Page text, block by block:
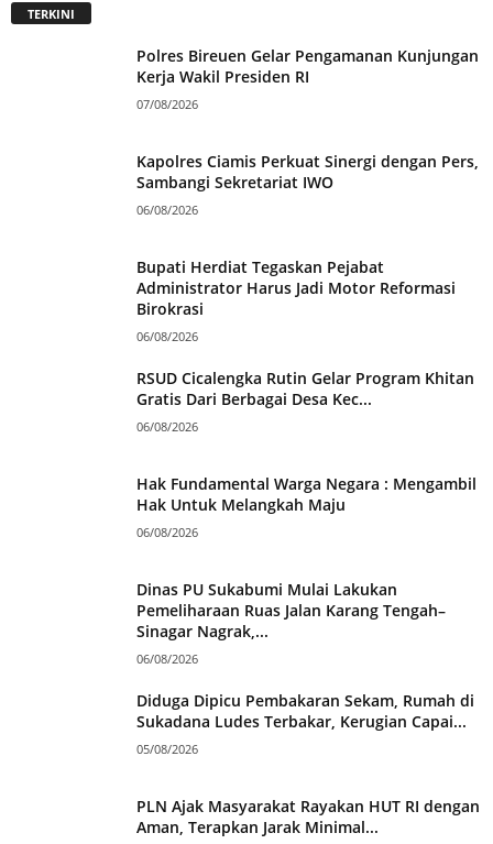
TERKINI
Polres Bireuen Gelar Pengamanan Kunjungan
Kerja Wakil Presiden RI
07/08/2026
Kapolres Ciamis Perkuat Sinergi dengan Pers,
Sambangi Sekretariat IWO
06/08/2026
Bupati Herdiat Tegaskan Pejabat
Administrator Harus Jadi Motor Reformasi
Birokrasi
06/08/2026
RSUD Cicalengka Rutin Gelar Program Khitan
Gratis Dari Berbagai Desa Kec...
06/08/2026
Hak Fundamental Warga Negara : Mengambil
Hak Untuk Melangkah Maju
06/08/2026
Dinas PU Sukabumi Mulai Lakukan
Pemeliharaan Ruas Jalan Karang Tengah–
Sinagar Nagrak,...
06/08/2026
Diduga Dipicu Pembakaran Sekam, Rumah di
Sukadana Ludes Terbakar, Kerugian Capai...
05/08/2026
PLN Ajak Masyarakat Rayakan HUT RI dengan
Aman, Terapkan Jarak Minimal...